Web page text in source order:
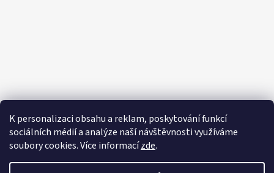
K personalizaci obsahu a reklam, poskytování funkcí
sociálních médií a analýze naší návštěvnosti využíváme
soubory cookies. Více informacízde.